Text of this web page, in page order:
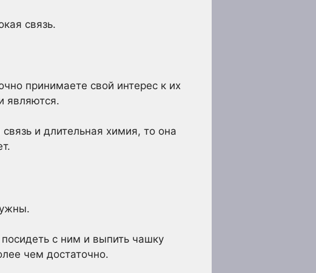
связь.
принимаете свой интерес к их
являются.
и длительная химия, то она
с ним и выпить чашку
чем достаточно.